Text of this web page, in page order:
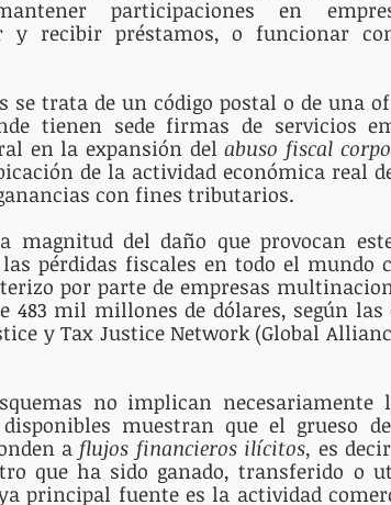
participaciones en
y recibir préstamos, o funcionar
se trata de un código postal o de una
tienen sede firmas de servicios
en la expansión del abuso fiscal
de la actividad económica real
con fines tributarios.
magnitud del daño que provocan
pérdidas fiscales en todo el mundo
por parte de empresas
483 mil millones de dólares, según
y Tax Justice Network (Global
no implican
muestran que el grueso
a flujos financieros ilícitos, es
que ha sido ganado, transferido o
principal fuente es la actividad